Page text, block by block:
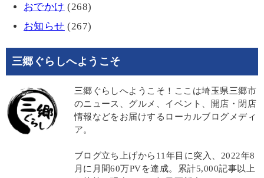
おでかけ (268)
お知らせ (267)
三郷ぐらしへようこそ
三郷ぐらしへようこそ！ここは埼玉県三郷市
のニュース、グルメ、イベント、開店・閉店
情報などをお届けするローカルブログメディ
ア。
ブログ立ち上げから11年目に突入、2022年8
月に月間60万PVを達成。累計5,000記事以上